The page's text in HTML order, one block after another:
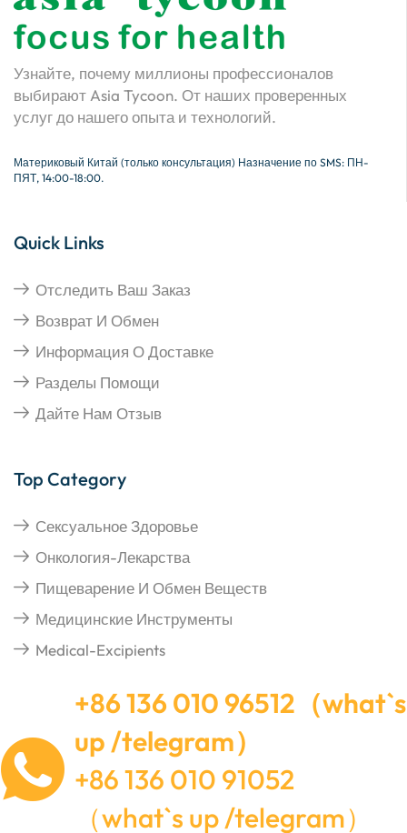
Узнайте, почему миллионы профессионалов
выбирают Asia Tycoon. От наших проверенных
услуг до нашего опыта и технологий.
Материковый Китай (только консультация) Назначение по SMS: ПН-
ПЯТ, 14:00-18:00.
Quick Links
Отследить Ваш Заказ
Возврат И Обмен
Информация О Доставке
Разделы Помощи
Дайте Нам Отзыв
Top Category
Сексуальное Здоровье
Онкология-Лекарства
Пищеварение И Обмен Веществ
Медицинские Инструменты
Medical-Excipients
+86 136 010 96512（what`s
up /telegram）
+86 136 010 91052
（what`s up /telegram）